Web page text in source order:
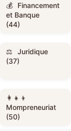
Financement
et Banque
(44)
Juridique
(37)
Mompreneuriat
(50)